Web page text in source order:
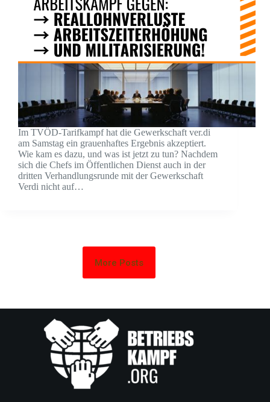
Im TVÖD-Tarifkampf hat die Gewerkschaft ver.di
am Samstag ein grauenhaftes Ergebnis akzeptiert.
Wie kam es dazu, und was ist jetzt zu tun? Nachdem
sich die Chefs im Öffentlichen Dienst auch in der
dritten Verhandlungsrunde mit der Gewerkschaft
Verdi nicht auf…
More Posts